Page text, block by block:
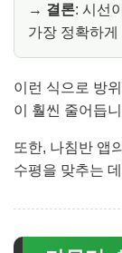
→ 결론: 시선
가장 정확하
이런 식으로 방
이 훨씬 줄어듭
또한, 나침반 앱의
수평을 맞추는